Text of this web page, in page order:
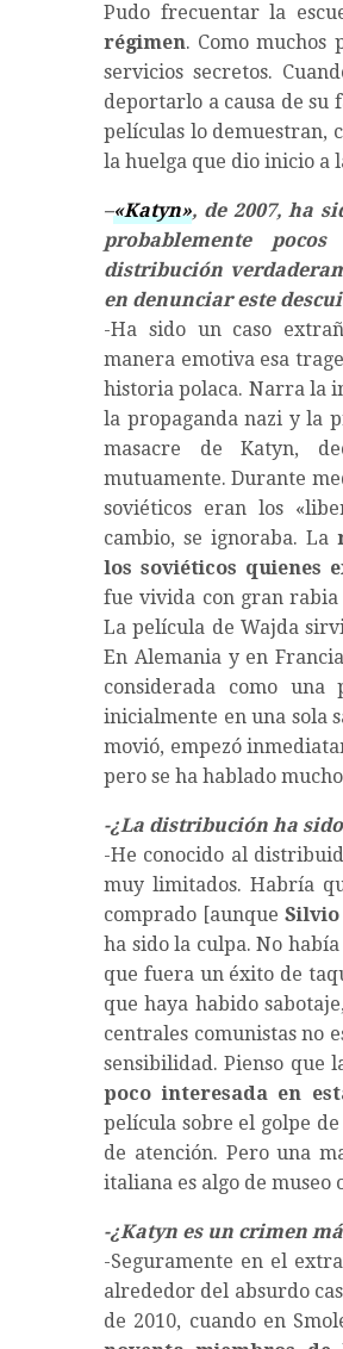
Pudo frecuentar la
régimen. Como muchos
servicios secretos.
deportarlo a causa de su
películas lo demuestran,
la huelga que dio inicio a
–«Katyn», de 2007, ha
probablemente
distribución
en denunciar este
-Ha sido un caso
manera emotiva esa
historia polaca. Narra la
la propaganda nazi y la
masacre de Katyn,
mutuamente. Durante
soviéticos eran los
cambio, se ignoraba. La
los soviéticos quienes
fue vivida con gran
La película de Wajda
En Alemania y en
considerada como
inicialmente en una sola
movió, empezó
pero se ha hablado
-¿La distribución ha
-He conocido al
muy limitados. Habría
comprado [aunque
ha sido la culpa. No
que fuera un éxito de
que haya habido
centrales comunistas no
sensibilidad. Pienso
poco interesada en
película sobre el golpe
de atención. Pero una
italiana es algo de museo
-¿Katyn es un crimen
-Seguramente en el
alrededor del absurdo
de 2010, cuando en